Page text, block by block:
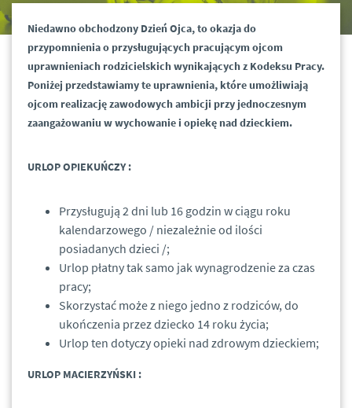
Niedawno obchodzony Dzień Ojca, to okazja do
przypomnienia o przysługujących pracującym ojcom
uprawnieniach rodzicielskich wynikających z Kodeksu Pracy.
Poniżej przedstawiamy te uprawnienia, które umożliwiają
ojcom realizację zawodowych ambicji przy jednoczesnym
zaangażowaniu w wychowanie i opiekę nad dzieckiem.
URLOP OPIEKUŃCZY :
Przysługują 2 dni lub 16 godzin w ciągu roku
kalendarzowego / niezależnie od ilości
posiadanych dzieci /;
Urlop płatny tak samo jak wynagrodzenie za czas
pracy;
Skorzystać może z niego jedno z rodziców, do
ukończenia przez dziecko 14 roku życia;
Urlop ten dotyczy opieki nad zdrowym dzieckiem;
URLOP MACIERZYŃSKI :